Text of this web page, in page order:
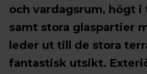
och vardagsrum, högt
samt stora glaspartier
leder ut till de stora
fantastisk utsikt.